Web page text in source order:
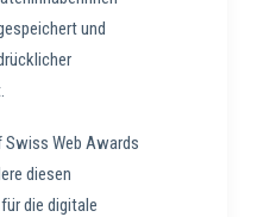
und
Swiss Web Awards
diesen
die digitale